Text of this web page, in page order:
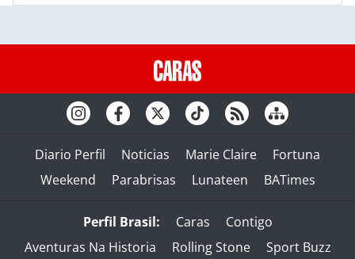
Diario Perfil Noticias Marie Claire
Fortuna
Weekend
Parabrisas Lunateen BATimes
Perfil Brasil: Caras
Contigo
Aventuras Na Historia
Rolling Stone Sport Buzz